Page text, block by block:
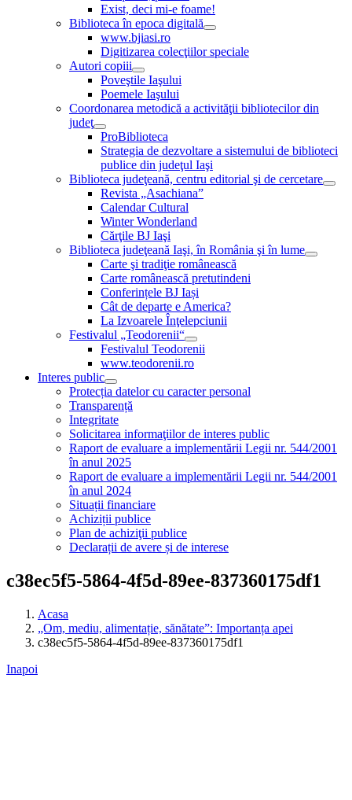
Exist, deci mi-e foame!
Biblioteca în epoca digitală
www.bjiasi.ro
Digitizarea colecţiilor speciale
Autori copiii
Poveştile Iaşului
Poemele Iaşului
Coordonarea metodică a activităţii bibliotecilor din
judeţ
ProBiblioteca
Strategia de dezvoltare a sistemului de biblioteci
publice din judeţul Iaşi
Biblioteca judeţeană, centru editorial şi de cercetare
Revista „Asachiana”
Calendar Cultural
Winter Wonderland
Cărţile BJ Iaşi
Biblioteca judeţeană Iaşi, în România şi în lume
Carte şi tradiţie românească
Carte românească pretutindeni
Conferințele BJ Iași
Cât de departe e America?
La Izvoarele Înţelepciunii
Festivalul „Teodorenii“
Festivalul Teodorenii
www.teodorenii.ro
Interes public
Protecția datelor cu caracter personal
Transparență
Integritate
Solicitarea informaţiilor de interes public
Raport de evaluare a implementării Legii nr. 544/2001
în anul 2025
Raport de evaluare a implementării Legii nr. 544/2001
în anul 2024
Situații financiare
Achiziții publice
Plan de achiziţii publice
Declarații de avere și de interese
c38ec5f5-5864-4f5d-89ee-837360175df1
Acasa
„Om, mediu, alimentație, sănătate”: Importanța apei
c38ec5f5-5864-4f5d-89ee-837360175df1
Inapoi